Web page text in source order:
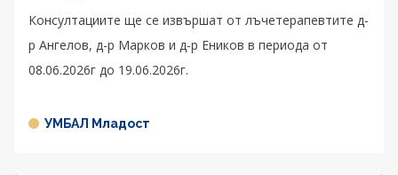
Консултациите ще се извършат от лъчетерапевтите д-
р Ангелов, д-р Марков и д-р Еников в периода от
08.06.2026г до 19.06.2026г.
УМБАЛ Младост